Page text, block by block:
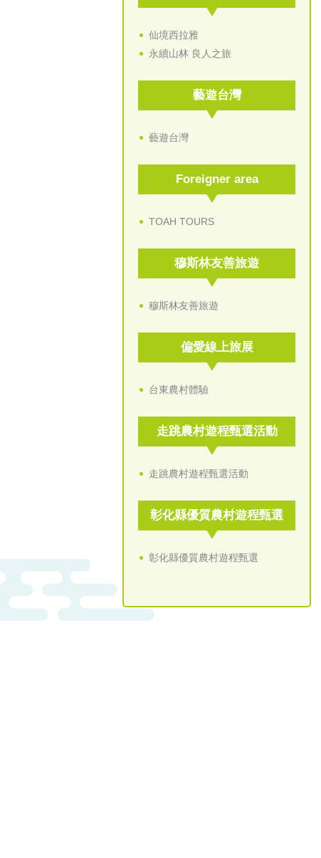
仙境西拉雅
永續山林 良人之旅
藝遊台灣
藝遊台灣
Foreigner area
TOAH TOURS
穆斯林友善旅遊
穆斯林友善旅遊
偏愛線上旅展
台東農村體驗
走跳農村遊程甄選活動
走跳農村遊程甄選活動
彰化縣優質農村遊程甄選
彰化縣優質農村遊程甄選